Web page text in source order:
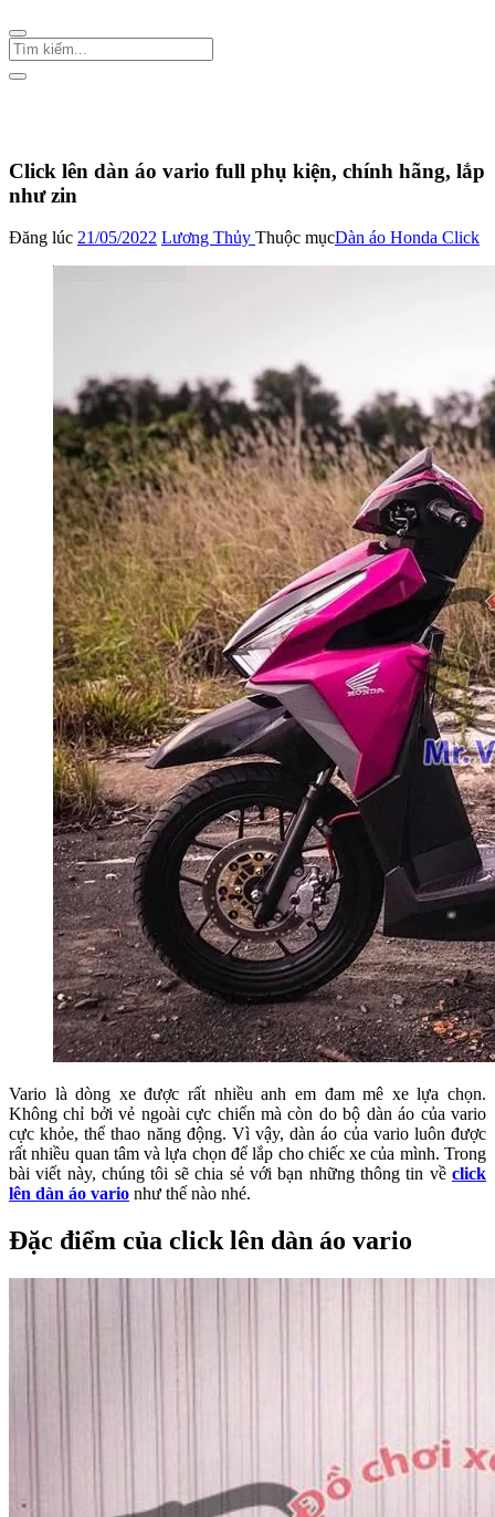
Click lên dàn áo vario full phụ kiện, chính hãng, lắp
như zin
Đăng lúc 21/05/2022 Lương Thủy Thuộc mụcDàn áo Honda Click
Vario là dòng xe được rất nhiều anh em đam mê xe lựa chọn.
Không chỉ bởi vẻ ngoài cực chiến mà còn do bộ dàn áo của vario
cực khỏe, thể thao năng động. Vì vậy, dàn áo của vario luôn được
rất nhiều quan tâm và lựa chọn để lắp cho chiếc xe của mình. Trong
bài viết này, chúng tôi sẽ chia sẻ với bạn những thông tin về click
lên dàn áo vario như thế nào nhé.
Đặc điểm của click lên dàn áo vario